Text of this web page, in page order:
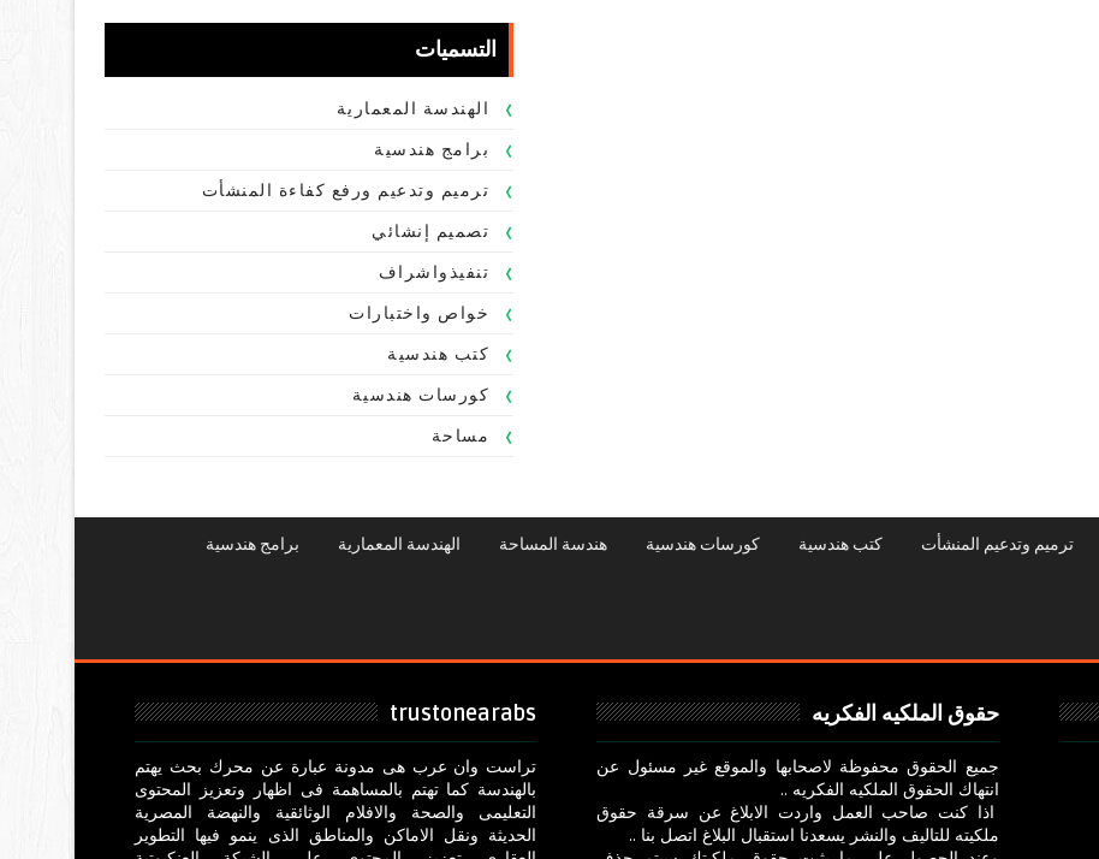
التسميات
الهندسة المعمارية
برامج هندسية
ترميم وتدعيم ورفع كفاءة المنشأت
تصميم إنشائي
تنفيذواشراف
خواص واختبارات
كتب هندسية
كورسات هندسية
مساحة
ترميم وتدعيم المنشأت كتب هندسية كورسات هندسية هندسة المساحة الهندسة المعمارية برامج هندسية
trustonearabs
تراست وان عرب هى مدونة عبارة عن محرك بحث يهتم
بالهندسة كما تهتم بالمساهمة فى اظهار وتعزيز المحتوى
التعليمى والصحة والافلام الوثائقية والنهضة المصرية
الحديثة ونقل الاماكن والمناطق الذى ينمو فيها التطوير
حقوق الملكيه الفكريه
جميع الحقوق محفوظة لاصحابها والموقع غير مسئول عن
انتهاك الحقوق الملكيه الفكريه ..
اذا كنت صاحب العمل واردت الابلاغ عن سرقة حقوق
ملكيته للتاليف والنشر يسعدنا استقبال البلاغ اتصل بنا ..